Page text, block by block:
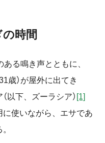
時間
ある鳴き声とともに、
歳）が屋外に出てき
以下、ズーラシア） [1]
使いながら、エサであ